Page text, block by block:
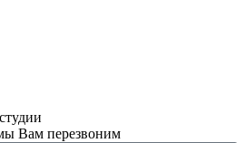
Вам перезвоним